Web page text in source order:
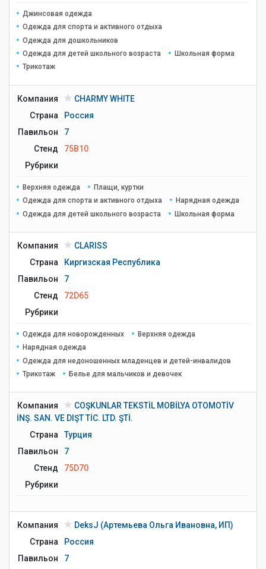
Джинсовая одежда
Одежда для спорта и активного отдыха
Одежда для дошкольников
Одежда для детей школьного возраста
Школьная форма
Трикотаж
Компания
CHARMY WHITE
Страна
Россия
Павильон
7
Стенд
75B10
Рубрики
Верхняя одежда
Плащи, куртки
Одежда для спорта и активного отдыха
Нарядная одежда
Одежда для детей школьного возраста
Школьная форма
Компания
CLARISS
Страна
Киргизская Республика
Павильон
7
Стенд
72D65
Рубрики
Одежда для новорожденных
Верхняя одежда
Нарядная одежда
Одежда для недоношенных младенцев и детей-инвалидов
Трикотаж
Белье для мальчиков и девочек
Компания
COŞKUNLAR TEKSTİL MOBİLYA OTOMOTİV
İNŞ. SAN. VE DIŞT TİC. LTD. ŞTİ.
Страна
Турция
Павильон
7
Стенд
75D70
Рубрики
Компания
DeksJ (Артемьева Ольга Ивановна, ИП)
Страна
Россия
Павильон
7